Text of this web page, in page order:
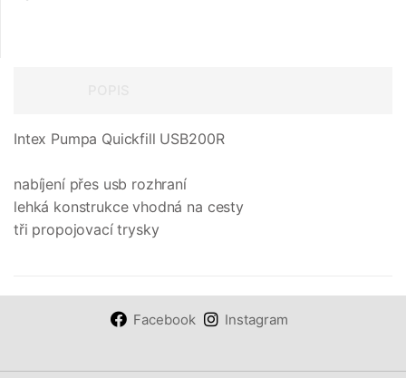
Intex Pumpa Quickfill USB200R
nabíjení přes usb rozhraní
lehká konstrukce vhodná na cesty
tři propojovací trysky
Facebook Instagram